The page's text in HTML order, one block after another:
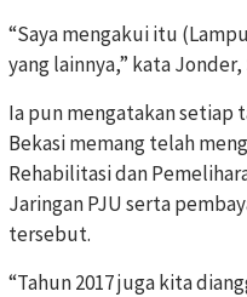
“Saya mengakui itu
yang lainnya,” kata Jonder,
Ia pun mengatakan setiap
Bekasi memang telah
Rehabilitasi dan
Jaringan PJU serta
tersebut.
“Tahun 2017 juga kita